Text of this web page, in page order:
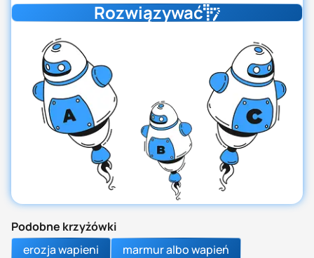
Rozwiązywać
Podobne krzyżówki
erozja wapieni
marmur albo wapień